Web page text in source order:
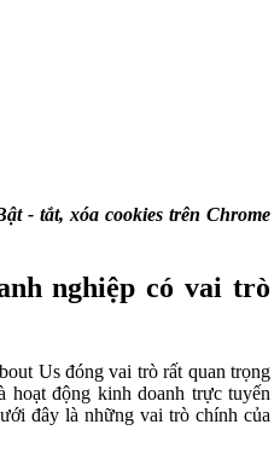
- tắt, xóa cookies trên Chrome
nghiệp có vai trò
Us đóng vai trò rất quan trọng
hoạt động kinh doanh trực tuyến
đây là những vai trò chính của